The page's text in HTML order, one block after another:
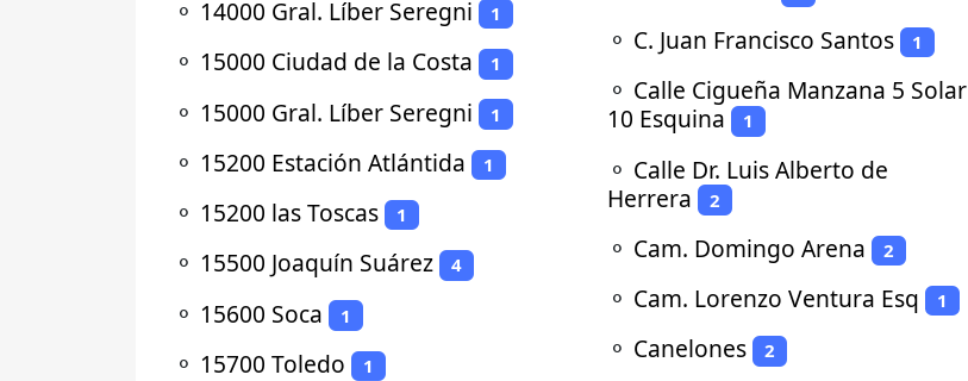
⚬ 14000 Gral. Líber Seregni 1
⚬ 15000 Ciudad de la Costa 1
⚬ 15000 Gral. Líber Seregni 1
⚬ 15200 Estación Atlántida 1
⚬ 15200 las Toscas 1
⚬ 15500 Joaquín Suárez 4
⚬ 15600 Soca 1
⚬ 15700 Toledo 1
⚬ C. Juan Francisco Santos 1
⚬ Calle Cigueña Manzana 5 Solar
10 Esquina
1
⚬ Calle Dr. Luis Alberto de
Herrera
2
⚬ Cam. Domingo Arena 2
⚬ Cam. Lorenzo Ventura Esq 1
⚬ Canelones 2